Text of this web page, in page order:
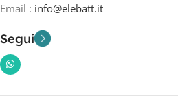
Email : info@elebatt.it
Segui